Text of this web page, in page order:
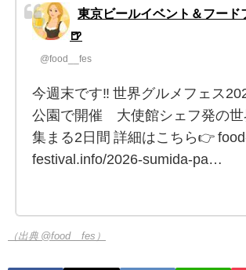
東京ビールイベント＆フード
🍺
@food__fes
今週末です‼️ 世界グルメフェス
公園で開催 大使館シェフ発の世
集まる2日間 詳細はこちら👉
festival.info/2026-sumida-pa…
（出典 @food__fes）